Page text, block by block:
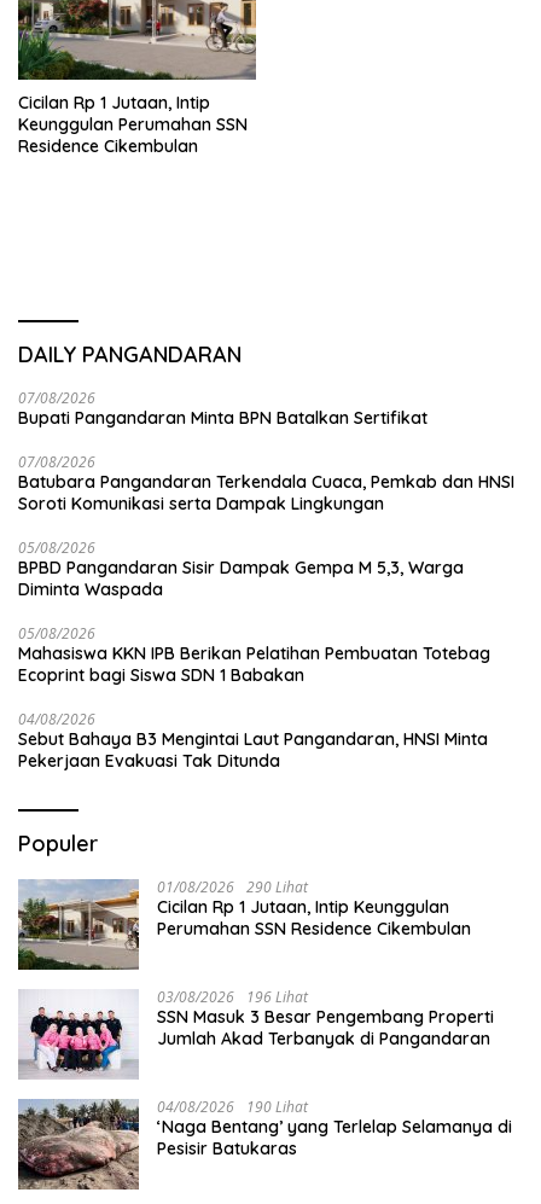
Cicilan Rp 1 Jutaan, Intip
Keunggulan Perumahan SSN
Residence Cikembulan
DAILY PANGANDARAN
07/08/2026
Bupati Pangandaran Minta BPN Batalkan Sertifikat
07/08/2026
Batubara Pangandaran Terkendala Cuaca, Pemkab dan HNSI
Soroti Komunikasi serta Dampak Lingkungan
05/08/2026
BPBD Pangandaran Sisir Dampak Gempa M 5,3, Warga
Diminta Waspada
05/08/2026
Mahasiswa KKN IPB Berikan Pelatihan Pembuatan Totebag
Ecoprint bagi Siswa SDN 1 Babakan
04/08/2026
Sebut Bahaya B3 Mengintai Laut Pangandaran, HNSI Minta
Pekerjaan Evakuasi Tak Ditunda
Populer
01/08/2026 290 Lihat
Cicilan Rp 1 Jutaan, Intip Keunggulan
Perumahan SSN Residence Cikembulan
03/08/2026 196 Lihat
SSN Masuk 3 Besar Pengembang Properti
Jumlah Akad Terbanyak di Pangandaran
04/08/2026 190 Lihat
‘Naga Bentang’ yang Terlelap Selamanya di
Pesisir Batukaras